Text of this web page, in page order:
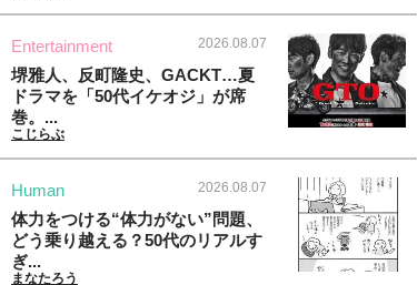
Entertainment 2026.08.07
堺雅人、反町隆史、GACKT…夏
ドラマを「50代イケオジ」が席
巻。...
こじらぶ
Human 2026.08.07
体力をつける“体力がない”問題、
どう乗り越える？50代のリアルす
ぎ...
まなたろう